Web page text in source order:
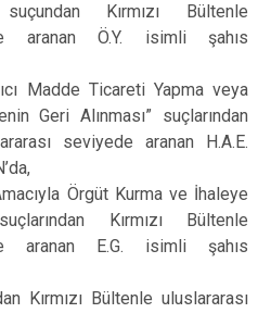
Kırmızı Bültenle
aranan Ö.Y. isimli şahıs
Madde Ticareti Yapma veya
Geri Alınması” suçlarından
seviyede aranan H.A.E.
Örgüt Kurma ve İhaleye
Kırmızı Bültenle
aranan E.G. isimli şahıs
Kırmızı Bültenle uluslararası